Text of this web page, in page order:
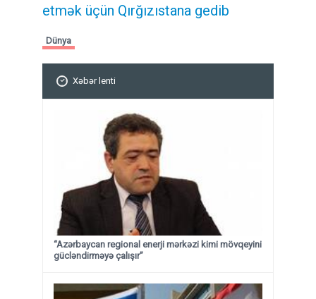
etmək üçün Qırğızıstana gedib
Dünya
Xəbər lenti
“Azərbaycan regional enerji mərkəzi kimi mövqeyini
gücləndirməyə çalışır”